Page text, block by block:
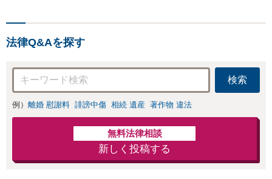
法律Q&Aを探す
検索
例） 離婚 慰謝料 誹謗中傷 相続 遺産 著作物 違法
無料法律相談
新しく投稿する